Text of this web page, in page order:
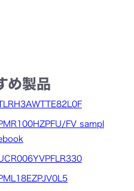
め製品
FV sampl